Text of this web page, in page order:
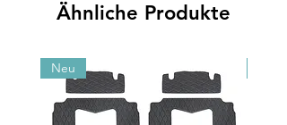
Ähnliche Produkte
Neu